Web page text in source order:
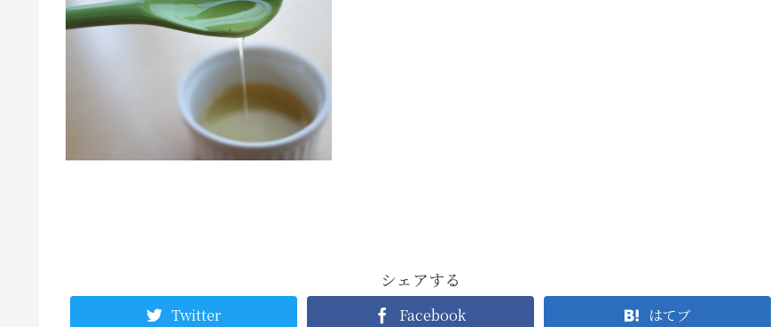
シェアする
Twitter Facebook はてブ